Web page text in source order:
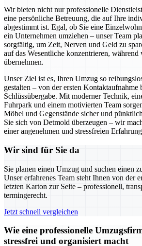
Wir bieten nicht nur professionelle
eine persönliche Betreuung, die auf Ihre
abgestimmt ist. Egal, ob Sie eine
ein Unternehmen umziehen – unser Team
sorgfältig, um Zeit, Nerven und Geld zu
auf das Wesentliche konzentrieren,
übernehmen.
Unser Ziel ist es, Ihren Umzug so
gestalten – von der ersten Kontaktaufnahme
Schlüssübergabe. Mit moderner Technik,
Fuhrpark und einem motivierten Team
Möbel und Gegenstände sicher und
Sie sich von Detmold überzeugen – wir
einer angenehmen und stressfreien
Wir sind für Sie da
Sie planen einen Umzug und suchen einen
Unser erfahrenes Team steht Ihnen von der
letzten Karton zur Seite – professionell,
termingerecht.
Jetzt schnell vergleichen
Wie eine professionelle
stressfrei und organisiert macht